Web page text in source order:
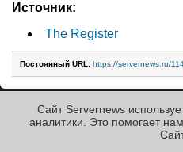
Источник:
The Register
Постоянный URL: https://servernews.ru/
« Назад к ленте
Сайт Servernews
аналитики. Это помогает